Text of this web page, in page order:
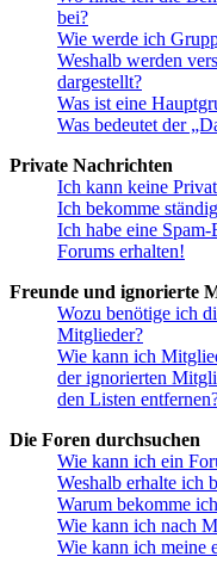
bei?
Wie werde ich
Weshalb werden
dargestellt?
Was ist eine
Was bedeutet der
Private Nachrichten
Ich kann keine
Ich bekomme
Ich habe eine
Forums erhalten!
Freunde und ignorierte
Wozu benötige ich
Mitglieder?
Wie kann ich
der ignorierten
den Listen
Die Foren durchsuchen
Wie kann ich ein
Weshalb erhalte ich
Warum bekomme
Wie kann ich nach
Wie kann ich meine